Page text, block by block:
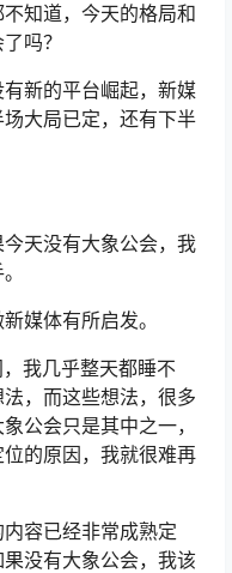
知道，今天的格局和
吗？
新的平台崛起，新媒
大局已定，还有下半
天没有大象公会，我
媒体有所启发。
我几乎整天都睡不
，而这些想法，很多
公会只是其中之一，
的原因，我就很难再
容已经非常成熟定
没有大象公会，我该